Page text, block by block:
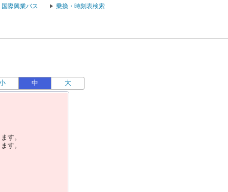
国際興業バス 乗換・時刻表検索
中 大
す。
す。